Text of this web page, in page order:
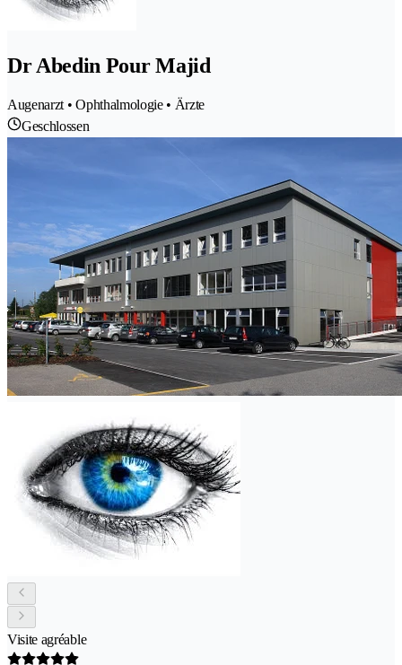
Dr Abedin Pour Majid
Augenarzt • Ophthalmologie • Ärzte
Geschlossen
Visite agréable